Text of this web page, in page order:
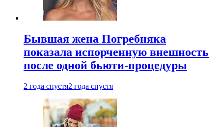
Бывшая жена Погребняка
показала испорченную внешность
после одной бьюти-процедуры
2 года спустя2 года спустя